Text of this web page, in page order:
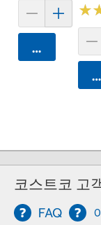
카트에 담기
★
★
코스트코 고
FAQ